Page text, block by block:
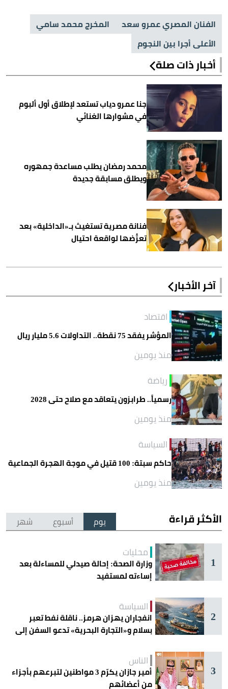
الفنان المصري عمرو سعد
المخرج محمد سامي
الأعلى أجرا بين النجوم
أخبار ذات صلة
جنا عمرو دياب تستعد لإطلاق أول ألبوم
في مشوارها الغنائي
محمد رمضان يطلب مساعدة جمهوره
ويطلق مسابقة جديدة
فنانة مصرية تستغيث بـ«الداخلية» بعد
تعرُّضها لواقعة احتيال
آخر الأخبار
اقتصاد
المؤشر يفقد 75 نقطة.. التداولات 5.6 مليار ريال
منذ يومين
رياضة
رسمياً.. طرابزون يتعاقد مع صلاح حتى 2028
منذ يومين
السياسة
حاكم سبتة: 100 قتيل في موجة الهجرة الجماعية
منذ يومين
الأكثر قراءة يوم أسبوع شهر
1
محليات
وزارة الصحة: إحالة صيدلي للمساءلة بعد
إساءته لمستفيد
2
السياسة
انفجاران يهزان هرمز.. ناقلة نفط تعبر
بسلام و«التجارة البحرية» تدعو السفن إلى
3
الناس
أمير جازان يكرّم 3 مواطنين لتبرعهم بأجزاء
من أعضائهم